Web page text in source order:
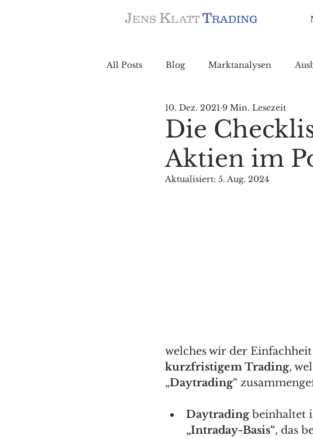
JENS KLATT TRADING
All Posts Blog Marktanalysen
Die
Aktien im
10. Dez. 2021 9 Min. Lesezeit
Aktualisiert: 5. Aug. 2024
welches wir der Einfachheit
kurzfristigem Trading,
„Daytrading“
Daytrading beinhaltet
„Intraday-Basis“, das